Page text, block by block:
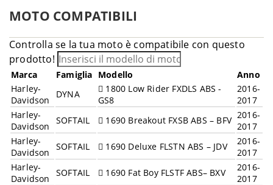
MOTO COMPATIBILI
Controlla se la tua moto è compatibile con questo
prodotto!
Marca Famiglia Modello
Anno
Harley-
Davidson
DYNA
1800 Low Rider FXDLS ABS -
GS8
2016-
2017
Harley-
Davidson
SOFTAIL 1690 Breakout FXSB ABS – BFV 2016-
2017
Harley-
Davidson
SOFTAIL 1690 Deluxe FLSTN ABS – JDV
2016-
2017
Harley-
Davidson
SOFTAIL 1690 Fat Boy FLSTF ABS– BXV
2016-
2017